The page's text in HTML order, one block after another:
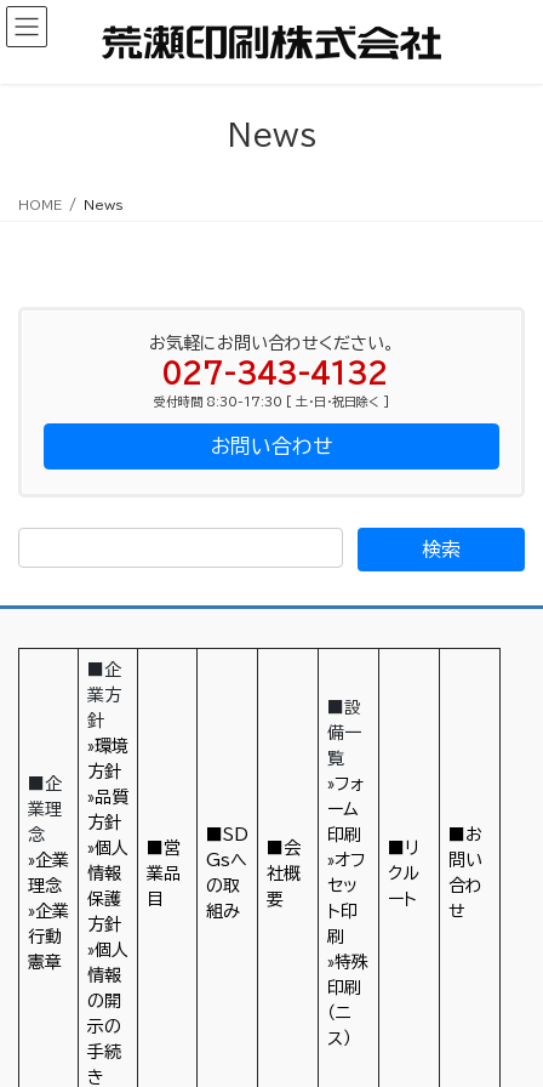
コ
ナ
ビ
News
HOME News
お気軽にお問い合わせください。
027-343-4132
受付時間 8:30-17:30 [ 土・日・祝日除く ]
お問い合わせ
■企
業理
念
»企業
理念
»企業
行動
憲章
■企
業方
針
»環境
方針
»品質
方針
»個人
情報
保護
方針
»個人
情報
の開
示の
手続
き
■営
業品
目
■SD
Gsへ
の取
組み
■会
社概
要
■設
備一
覧
»フォ
ーム
印刷
»オフ
セッ
ト印
刷
»特殊
印刷
（ニ
ス）
■リ
クル
ート
■お
問い
合わ
せ